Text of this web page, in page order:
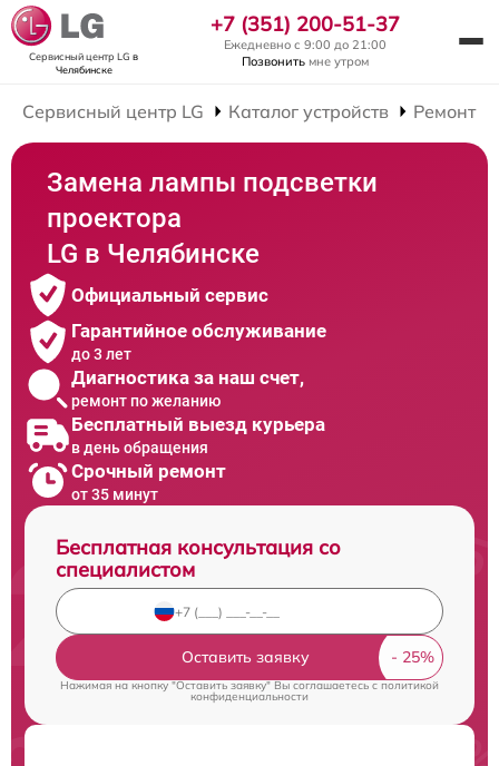
Сервисный центр LG в
Челябинске
+7 (351) 200-51-37
Ежедневно с 9:00 до 21:00
Позвонить мне утром
Сервисный центр LG Каталог устройств Ремонт
Замена лампы подсветки
проектора
LG в Челябинске
Официальный сервис
Гарантийное обслуживание
до 3 лет
Диагностика за наш счет,
ремонт по желанию
Бесплатный выезд курьера
в день обращения
Срочный ремонт
от 35 минут
Бесплатная консультация со
специалистом
Оставить заявку
Нажимая на кнопку "Оставить заявку" Вы соглашаетесь cполитикой
конфиденциальности